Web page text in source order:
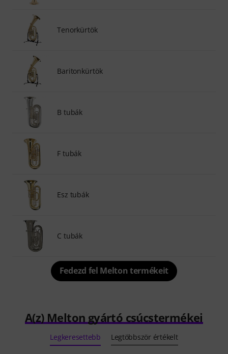
Tenorkürtök
Baritonkürtök
B tubák
F tubák
Esz tubák
C tubák
Fedezd fel Melton termékeit
A(z) Melton gyártó csúcstermékei
Legkeresettebb Legtöbbször értékelt